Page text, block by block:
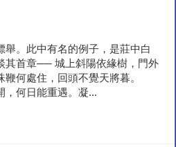
舉。此中有名的例子，是莊中白
其首章── 城上斜陽依緣樹，門外
鞭何處住，回頭不覺天將暮。
，何日能重遇。凝...